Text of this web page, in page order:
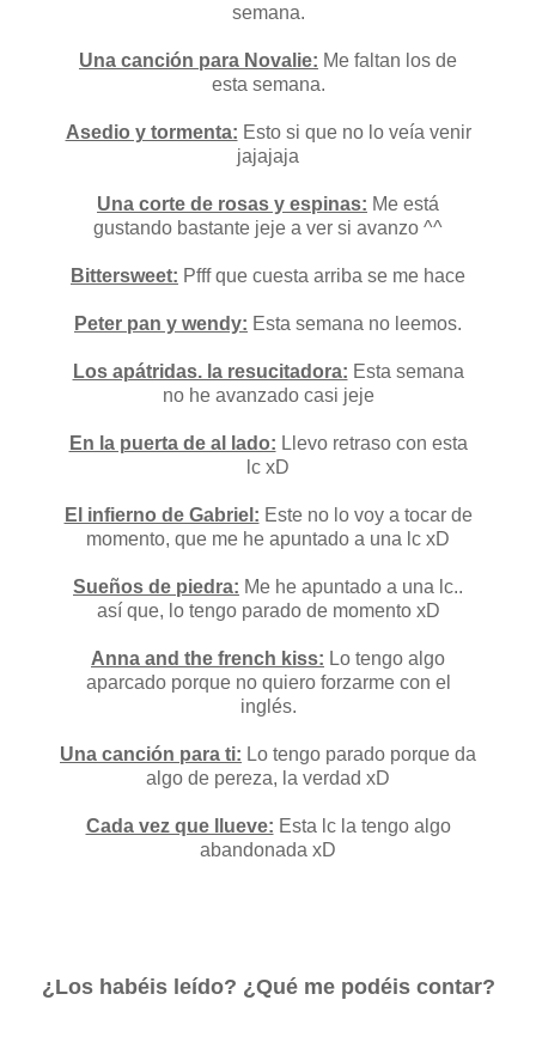
semana.
Una canción para Novalie: Me faltan los de
esta semana.
Asedio y tormenta: Esto si que no lo veía venir
jajajaja
Una corte de rosas y espinas: Me está
gustando bastante jeje a ver si avanzo ^^
Bittersweet: Pfff que cuesta arriba se me hace
Peter pan y wendy: Esta semana no leemos.
Los apátridas. la resucitadora: Esta semana
no he avanzado casi jeje
En la puerta de al lado: Llevo retraso con esta
lc xD
El infierno de Gabriel: Este no lo voy a tocar de
momento, que me he apuntado a una lc xD
Sueños de piedra: Me he apuntado a una lc..
así que, lo tengo parado de momento xD
Anna and the french kiss: Lo tengo algo
aparcado porque no quiero forzarme con el
inglés.
Una canción para ti: Lo tengo parado porque da
algo de pereza, la verdad xD
Cada vez que llueve: Esta lc la tengo algo
abandonada xD
¿Los habéis leído? ¿Qué me podéis contar?